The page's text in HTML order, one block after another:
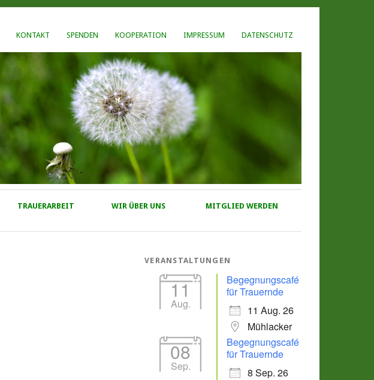
KONTAKT SPENDEN KOOPERATION IMPRESSUM DATENSCHUTZ
TRAUERARBEIT WIR ÜBER UNS MITGLIED WERDEN
VERANSTALTUNGEN
11
Aug.
Begegnungscafé
für Trauernde
11 Aug. 26
Mühlacker
08
Sep.
Begegnungscafé
für Trauernde
8 Sep. 26